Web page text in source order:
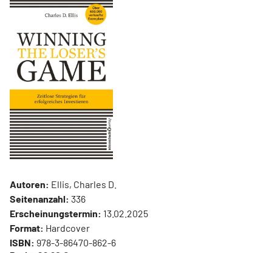
Autoren: Ellis, Charles D.
Seitenanzahl: 336
Erscheinungstermin: 13.02.2025
Format: Hardcover
ISBN: 978-3-86470-862-6